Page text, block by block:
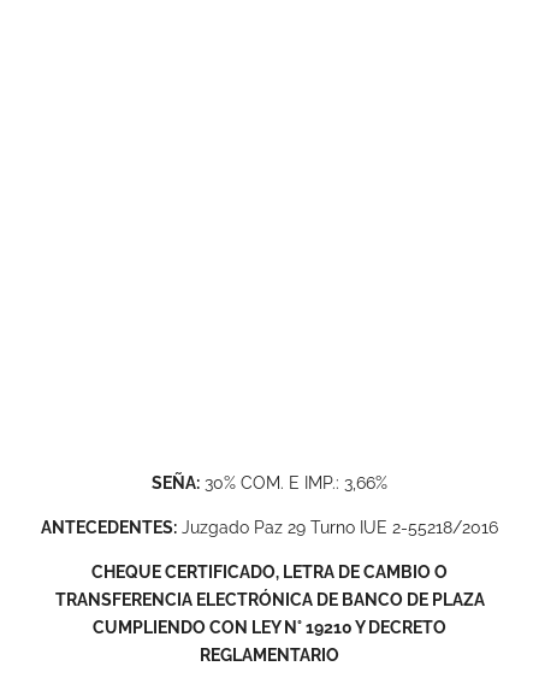
SEÑA: 30% COM. E IMP.: 3,66%
ANTECEDENTES: Juzgado Paz 29 Turno IUE 2-55218/2016
CHEQUE CERTIFICADO, LETRA DE CAMBIO O
TRANSFERENCIA ELECTRÓNICA DE BANCO DE PLAZA
CUMPLIENDO CON LEY N° 19210 Y DECRETO
REGLAMENTARIO